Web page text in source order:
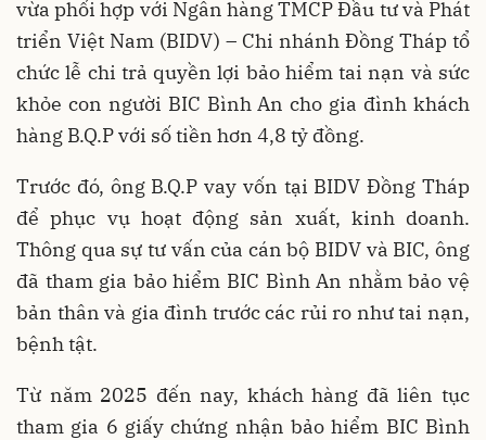
vừa phối hợp với Ngân hàng TMCP Đầu tư và Phát
triển Việt Nam (BIDV) – Chi nhánh Đồng Tháp tổ
chức lễ chi trả quyền lợi bảo hiểm tai nạn và sức
khỏe con người BIC Bình An cho gia đình khách
hàng B.Q.P với số tiền hơn 4,8 tỷ đồng.
Trước đó, ông B.Q.P vay vốn tại BIDV Đồng Tháp
để phục vụ hoạt động sản xuất, kinh doanh.
Thông qua sự tư vấn của cán bộ BIDV và BIC, ông
đã tham gia bảo hiểm BIC Bình An nhằm bảo vệ
bản thân và gia đình trước các rủi ro như tai nạn,
bệnh tật.
Từ năm 2025 đến nay, khách hàng đã liên tục
tham gia 6 giấy chứng nhận bảo hiểm BIC Bình